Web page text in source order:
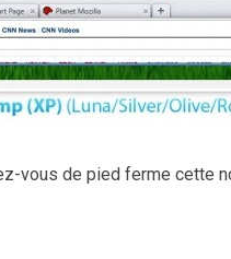
vous de pied ferme cette